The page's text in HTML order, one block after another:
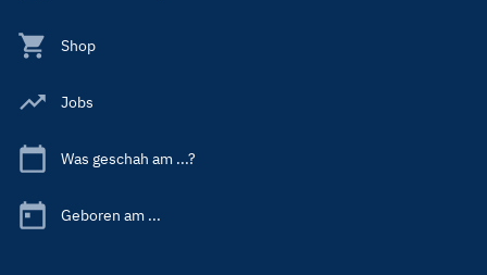
Shop
Jobs
Was geschah am ...?
Geboren am ...